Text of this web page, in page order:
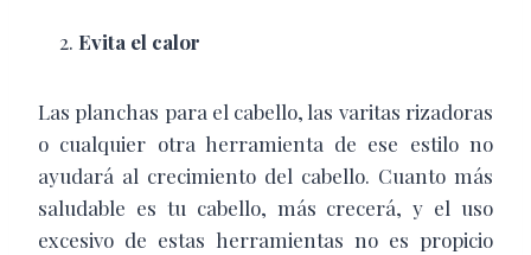
Evita el calor
Las planchas para el cabello, las varitas rizadoras
o cualquier otra herramienta de ese estilo no
ayudará al crecimiento del cabello. Cuanto más
saludable es tu cabello, más crecerá, y el uso
excesivo de estas herramientas no es propicio